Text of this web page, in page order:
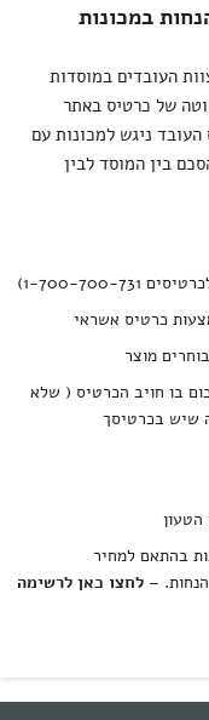
במכונות
העובדים במוסדות
של כרטיס באתר
ניגש למכונות עם
בין המוסד לבין
700-731)
כרטיס אשראי
מוצר
בו חויב הכרטיס ( שלא
שיש בכרטיסך
בהתאם למחיר
– לחצו כאן לרשימה